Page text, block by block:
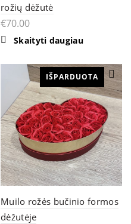
rožių dėžutė
€70.00
Skaityti daugiau
IŠPARDUOTA
Muilo rožės bučinio formos
dėžutėje